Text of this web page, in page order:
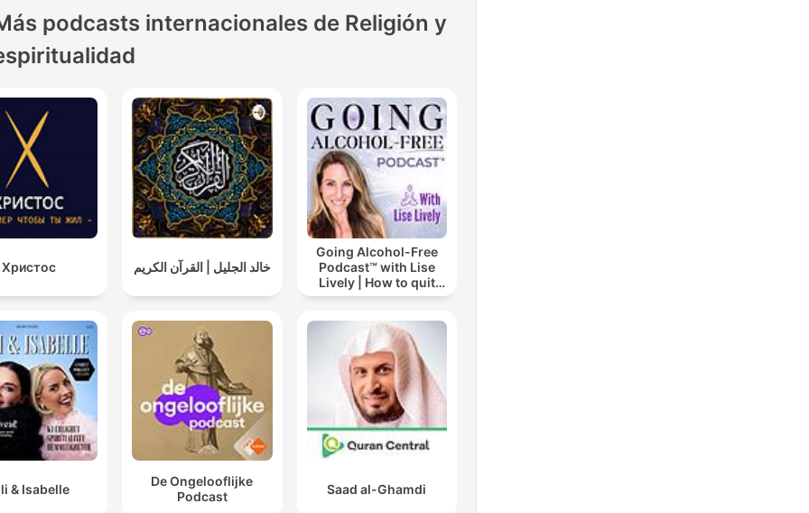
podcasts internacionales de Religión y
Христос خالد الجليل | القرآن الكريم
Going Alcohol-Free
Podcast™ with Lise
Lively | How to quit
drinking alcohol
& Isabelle
De Ongelooflijke
Podcast
Saad al-Ghamdi